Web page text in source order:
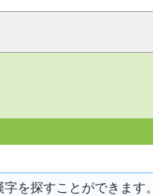
を探すことができます。